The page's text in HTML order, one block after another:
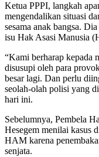
Ketua PPPI, langkah
mengendalikan situasi
sesama anak bangsa.
isu Hak Asasi Manusia
“Kami berharap kepada
disusupi oleh para
besar lagi. Dan perlu
seolah-olah polisi yang
hari ini.
Sebelumnya, Pembela
Hesegem menilai kasus
HAM karena
senjata.